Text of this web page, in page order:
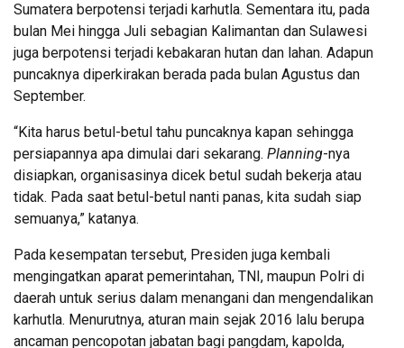
Sumatera berpotensi terjadi karhutla. Sementara itu, pada
bulan Mei hingga Juli sebagian Kalimantan dan Sulawesi
juga berpotensi terjadi kebakaran hutan dan lahan. Adapun
puncaknya diperkirakan berada pada bulan Agustus dan
September.
“Kita harus betul-betul tahu puncaknya kapan sehingga
persiapannya apa dimulai dari sekarang. Planning-nya
disiapkan, organisasinya dicek betul sudah bekerja atau
tidak. Pada saat betul-betul nanti panas, kita sudah siap
semuanya,” katanya.
Pada kesempatan tersebut, Presiden juga kembali
mengingatkan aparat pemerintahan, TNI, maupun Polri di
daerah untuk serius dalam menangani dan mengendalikan
karhutla. Menurutnya, aturan main sejak 2016 lalu berupa
ancaman pencopotan jabatan bagi pangdam, kapolda,